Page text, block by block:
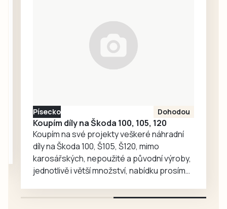
Písecko Dohodou
Koupím díly na Škoda 100, 105, 120
Koupím na své projekty veškeré náhradní
díly na Škoda 100, Š105, Š120, mimo
karosářských, nepoužité a původní výroby,
jednotlivě i větší množství, nabídku prosím